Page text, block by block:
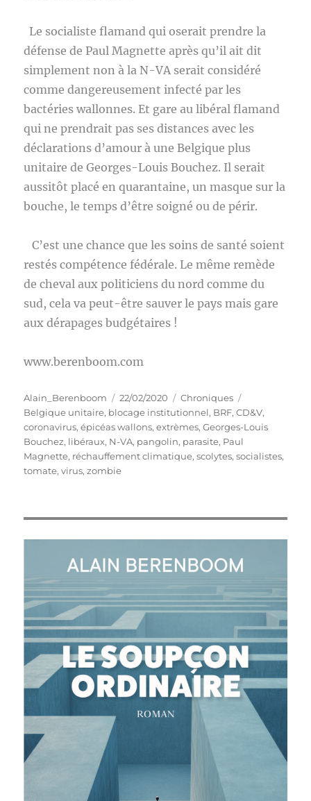
Le socialiste flamand qui oserait prendre la
défense de Paul Magnette après qu’il ait dit
simplement non à la N-VA serait considéré
comme dangereusement infecté par les
bactéries wallonnes. Et gare au libéral flamand
qui ne prendrait pas ses distances avec les
déclarations d’amour à une Belgique plus
unitaire de Georges-Louis Bouchez. Il serait
aussitôt placé en quarantaine, un masque sur la
bouche, le temps d’être soigné ou de périr.
C’est une chance que les soins de santé soient
restés compétence fédérale. Le même remède
de cheval aux politiciens du nord comme du
sud, cela va peut-être sauver le pays mais gare
aux dérapages budgétaires !
www.berenboom.com
Auteur
Alain_Berenboom
Publié
le
22/02/2020 Catégories
Chroniques
Belgique unitaire, blocage institutionnel, BRF,CD&V,
coronavirus,épicéas wallons,extrèmes,Georges-Louis
Bouchez, libéraux, N-VA, pangolin, parasite, Paul
Magnette, réchauffement climatique,scolytes,socialistes,
tomate,virus,zombie